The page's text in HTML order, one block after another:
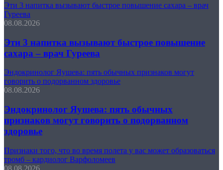
Эти 3 напитка вызывают быстрое повышение сахара – врач
Гуреева
08.08.2026
Эти 3 напитка вызывают быстрое повышение
сахара – врач Гуреева
Эндокринолог Яушева: пять обычных признаков могут
говорить о подорванном здоровье
08.08.2026
Эндокринолог Яушева: пять обычных
признаков могут говорить о подорванном
здоровье
Признаки того, что во время полета у вас может образоваться
тромб – кардиолог Варфоломеев
08.08.2026